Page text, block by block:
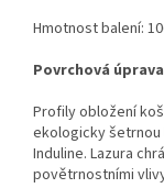
Hmotnost balení:
Povrchová
Profily obložení
ekologicky šetrnou
Induline. Lazura
povětrnostními